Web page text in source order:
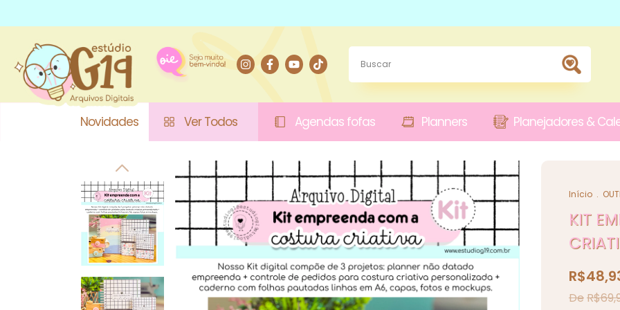
Novidades Ver Todos Agendas fofas Planners Planejadores &
Início .
KIT